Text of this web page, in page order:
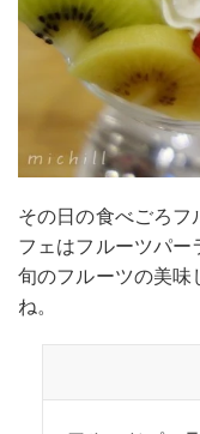
その日の食べごろ
フェはフルーツパー
旬のフルーツの美味
ね。